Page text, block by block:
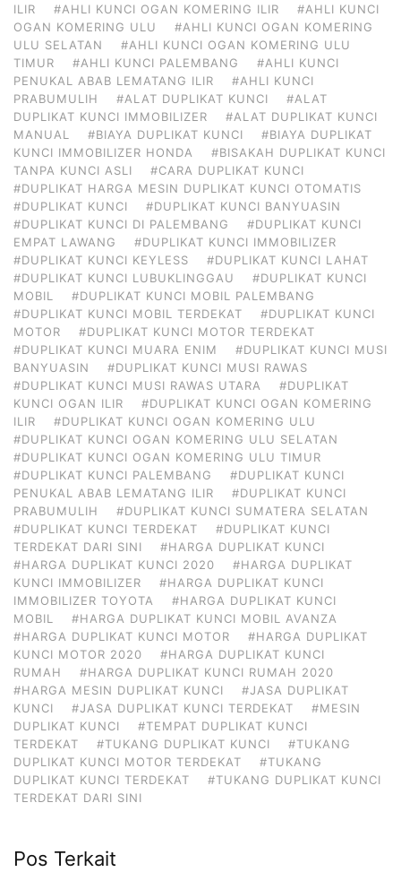
ILIR
#AHLI KUNCI OGAN KOMERING ILIR
#AHLI KUNCI
OGAN KOMERING ULU
#AHLI KUNCI OGAN KOMERING
ULU SELATAN
#AHLI KUNCI OGAN KOMERING ULU
TIMUR
#AHLI KUNCI PALEMBANG
#AHLI KUNCI
PENUKAL ABAB LEMATANG ILIR
#AHLI KUNCI
PRABUMULIH
#ALAT DUPLIKAT KUNCI
#ALAT
DUPLIKAT KUNCI IMMOBILIZER
#ALAT DUPLIKAT KUNCI
MANUAL
#BIAYA DUPLIKAT KUNCI
#BIAYA DUPLIKAT
KUNCI IMMOBILIZER HONDA
#BISAKAH DUPLIKAT KUNCI
TANPA KUNCI ASLI
#CARA DUPLIKAT KUNCI
#DUPLIKAT HARGA MESIN DUPLIKAT KUNCI OTOMATIS
#DUPLIKAT KUNCI
#DUPLIKAT KUNCI BANYUASIN
#DUPLIKAT KUNCI DI PALEMBANG
#DUPLIKAT KUNCI
EMPAT LAWANG
#DUPLIKAT KUNCI IMMOBILIZER
#DUPLIKAT KUNCI KEYLESS
#DUPLIKAT KUNCI LAHAT
#DUPLIKAT KUNCI LUBUKLINGGAU
#DUPLIKAT KUNCI
MOBIL
#DUPLIKAT KUNCI MOBIL PALEMBANG
#DUPLIKAT KUNCI MOBIL TERDEKAT
#DUPLIKAT KUNCI
MOTOR
#DUPLIKAT KUNCI MOTOR TERDEKAT
#DUPLIKAT KUNCI MUARA ENIM
#DUPLIKAT KUNCI MUSI
BANYUASIN
#DUPLIKAT KUNCI MUSI RAWAS
#DUPLIKAT KUNCI MUSI RAWAS UTARA
#DUPLIKAT
KUNCI OGAN ILIR
#DUPLIKAT KUNCI OGAN KOMERING
ILIR
#DUPLIKAT KUNCI OGAN KOMERING ULU
#DUPLIKAT KUNCI OGAN KOMERING ULU SELATAN
#DUPLIKAT KUNCI OGAN KOMERING ULU TIMUR
#DUPLIKAT KUNCI PALEMBANG
#DUPLIKAT KUNCI
PENUKAL ABAB LEMATANG ILIR
#DUPLIKAT KUNCI
PRABUMULIH
#DUPLIKAT KUNCI SUMATERA SELATAN
#DUPLIKAT KUNCI TERDEKAT
#DUPLIKAT KUNCI
TERDEKAT DARI SINI
#HARGA DUPLIKAT KUNCI
#HARGA DUPLIKAT KUNCI 2020
#HARGA DUPLIKAT
KUNCI IMMOBILIZER
#HARGA DUPLIKAT KUNCI
IMMOBILIZER TOYOTA
#HARGA DUPLIKAT KUNCI
MOBIL
#HARGA DUPLIKAT KUNCI MOBIL AVANZA
#HARGA DUPLIKAT KUNCI MOTOR
#HARGA DUPLIKAT
KUNCI MOTOR 2020
#HARGA DUPLIKAT KUNCI
RUMAH
#HARGA DUPLIKAT KUNCI RUMAH 2020
#HARGA MESIN DUPLIKAT KUNCI
#JASA DUPLIKAT
KUNCI
#JASA DUPLIKAT KUNCI TERDEKAT
#MESIN
DUPLIKAT KUNCI
#TEMPAT DUPLIKAT KUNCI
TERDEKAT
#TUKANG DUPLIKAT KUNCI
#TUKANG
DUPLIKAT KUNCI MOTOR TERDEKAT
#TUKANG
DUPLIKAT KUNCI TERDEKAT
#TUKANG DUPLIKAT KUNCI
TERDEKAT DARI SINI
Pos Terkait